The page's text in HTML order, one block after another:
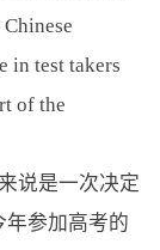
in test takers
of the
说是一次决定
年参加高考的